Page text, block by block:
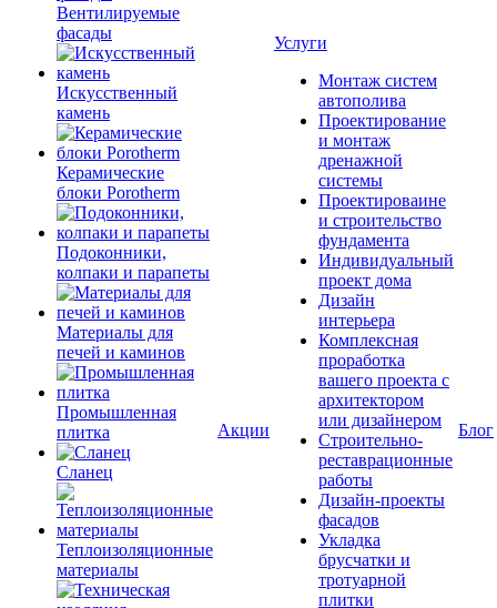
Вентилируемые
фасады
Искусственный
камень
Керамические
блоки Porotherm
Подоконники,
колпаки и парапеты
Материалы для
печей и каминов
Промышленная
плитка
Сланец
Теплоизоляционные
материалы
Акции
Услуги
Монтаж систем
автополива
Проектирование
и монтаж
дренажной
системы
Проектироваине
и строительство
фундамента
Индивидуальный
проект дома
Дизайн
интерьера
Комплексная
проработка
вашего проекта с
архитектором
или дизайнером
Строительно-
реставрационные
работы
Дизайн-проекты
фасадов
Укладка
брусчатки и
тротуарной
плитки
Блог